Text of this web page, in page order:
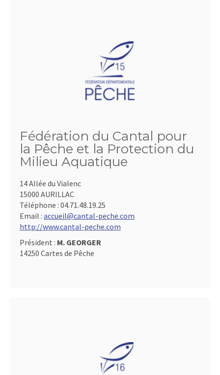
Fédération du Cantal pour
la Pêche et la Protection du
Milieu Aquatique
14 Allée du Vialenc
15000 AURILLAC
Téléphone : 04.71.48.19.25
Email : accueil@cantal-peche.com
http://www.cantal-peche.com
Président : M. GEORGER
14250 Cartes de Pêche